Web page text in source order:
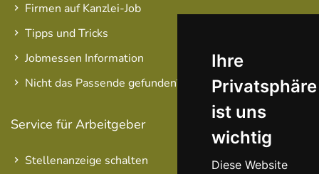
Ihre
Privatsphäre
ist uns
wichtig
Diese Website
Firmen auf Kanzlei-Job
Tipps und Tricks
Jobmessen Information
Nicht das Passende gefunden?
Service für Arbeitgeber
Stellenanzeige schalten